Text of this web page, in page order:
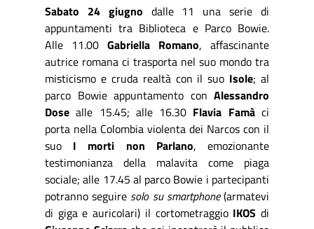
Sabato 24 giugno dalle 11 una serie di
appuntamenti tra Biblioteca e Parco Bowie.
Alle 11.00 Gabriella Romano, affascinante
autrice romana ci trasporta nel suo mondo tra
misticismo e cruda realtà con il suo Isole; al
parco Bowie appuntamento con Alessandro
Dose alle 15.45; alle 16.30 Flavia Famàci
porta nella Colombia violenta dei Narcos con il
suo I morti non Parlano, emozionante
testimonianza della malavita come piaga
sociale; alle 17.45 al parco Bowie i partecipanti
potranno seguire solo su smartphone(armatevi
di giga e auricolari) il cortometraggio IKOS di